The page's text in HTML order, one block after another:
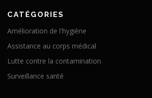
CATÉGORIES
Amélioration de l'hygiène
Assistance au corps médical
Lutte contre la contamination
Surveillance santé